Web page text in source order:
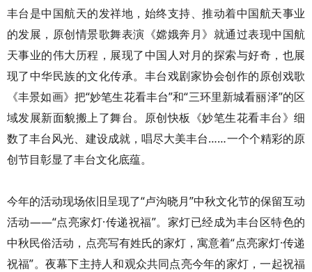
丰台是中国航天的发祥地，始终支持、推动着中国航天事业
的发展，原创情景歌舞表演《嫦娥奔月》就通过表现中国航
天事业的伟大历程，展现了中国人对月的探索与好奇，也展
现了中华民族的文化传承。丰台戏剧家协会创作的原创戏歌
《丰景如画》把“妙笔生花看丰台”和“三环里新城看丽泽”的区
域发展新面貌搬上了舞台。原创快板《妙笔生花看丰台》细
数了丰台风光、建设成就，唱尽大美丰台……一个个精彩的原
创节目彰显了丰台文化底蕴。
今年的活动现场依旧呈现了“卢沟晓月”中秋文化节的保留互动
活动——“点亮家灯·传递祝福”。家灯已经成为丰台区特色的
中秋民俗活动，点亮写有姓氏的家灯，寓意着“点亮家灯·传递
祝福”。夜幕下主持人和观众共同点亮今年的家灯，一起祝福